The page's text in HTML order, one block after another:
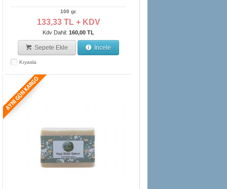
100 gr.
133,33 TL + KDV
Kdv Dahil: 160,00 TL
Sepete Ekle İncele
Kıyasla